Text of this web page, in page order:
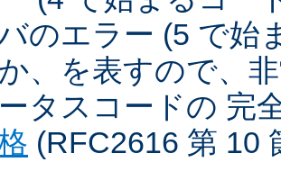
のエラー (5 で始
、を表すので、
タスコードの 完
(RFC2616 第 10